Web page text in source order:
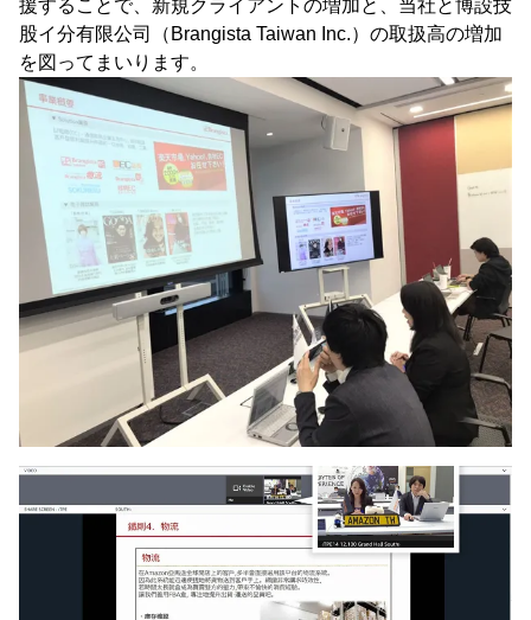
援することで、新規クライアントの増加と、当社と博設技
股イ分有限公司（Brangista Taiwan Inc.）の取扱高の増加
を図ってまいります。